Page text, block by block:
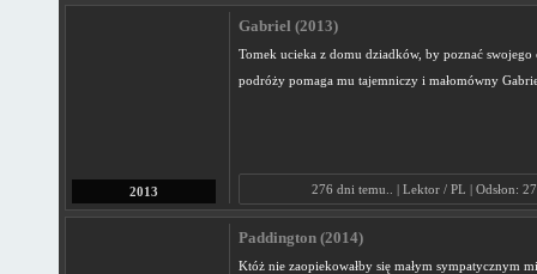
2013
Gabriel (2013)
Tomek ucieka z domu dziadków, by poznać swojego
podróży pomaga mu tajemniczy i małomówny
276 dni temu.. | Lektor / PL | Odsłon:
Paddington (2014)
Któż nie zaopiekowałby się małym sympatycznym